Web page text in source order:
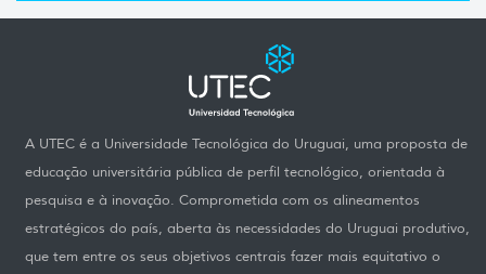
A UTEC é a Universidade Tecnológica do Uruguai, uma proposta de
educação universitária pública de perfil tecnológico, orientada à
pesquisa e à inovação. Comprometida com os alineamentos
estratégicos do país, aberta às necessidades do Uruguai produtivo,
que tem entre os seus objetivos centrais fazer mais equitativo o